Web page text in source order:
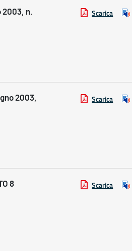
2003, n.
Scarica
2003,
Scarica
8
Scarica